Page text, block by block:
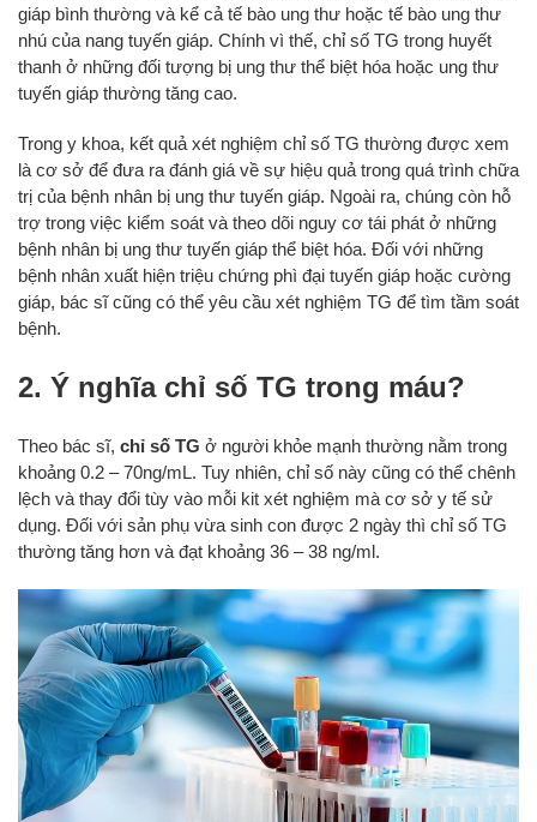
giáp bình thường và kể cả tế bào ung thư hoặc tế bào ung thư
nhú của nang tuyến giáp. Chính vì thế, chỉ số TG trong huyết
thanh ở những đối tượng bị ung thư thể biệt hóa hoặc ung thư
tuyến giáp thường tăng cao.
Trong y khoa, kết quả xét nghiệm chỉ số TG thường được xem
là cơ sở để đưa ra đánh giá về sự hiệu quả trong quá trình chữa
trị của bệnh nhân bị ung thư tuyến giáp. Ngoài ra, chúng còn hỗ
trợ trong việc kiểm soát và theo dõi nguy cơ tái phát ở những
bệnh nhân bị ung thư tuyến giáp thể biệt hóa. Đối với những
bệnh nhân xuất hiện triệu chứng phì đại tuyến giáp hoặc cường
giáp, bác sĩ cũng có thể yêu cầu xét nghiệm TG để tìm tầm soát
bệnh.
2. Ý nghĩa chỉ số TG trong máu?
Theo bác sĩ, chỉ số TG ở người khỏe mạnh thường nằm trong
khoảng 0.2 – 70ng/mL. Tuy nhiên, chỉ số này cũng có thể chênh
lệch và thay đổi tùy vào mỗi kit xét nghiệm mà cơ sở y tế sử
dụng. Đối với sản phụ vừa sinh con được 2 ngày thì chỉ số TG
thường tăng hơn và đạt khoảng 36 – 38 ng/ml.